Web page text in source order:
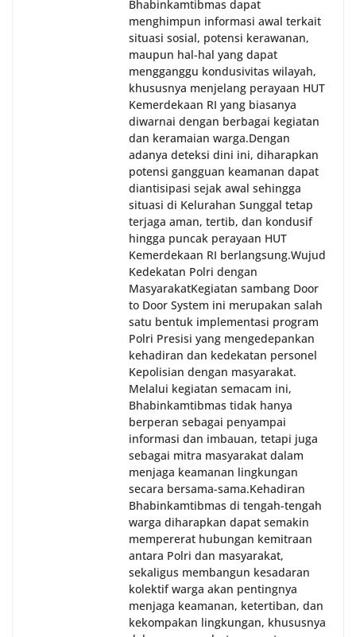
Bhabinkamtibmas dapat
menghimpun informasi awal terkait
situasi sosial, potensi kerawanan,
maupun hal-hal yang dapat
mengganggu kondusivitas wilayah,
khususnya menjelang perayaan HUT
Kemerdekaan RI yang biasanya
diwarnai dengan berbagai kegiatan
dan keramaian warga.‎‎Dengan
adanya deteksi dini ini, diharapkan
potensi gangguan keamanan dapat
diantisipasi sejak awal sehingga
situasi di Kelurahan Sunggal tetap
terjaga aman, tertib, dan kondusif
hingga puncak perayaan HUT
Kemerdekaan RI berlangsung.‎‎Wujud
Kedekatan Polri dengan
Masyarakat‎Kegiatan sambang Door
to Door System ini merupakan salah
satu bentuk implementasi program
Polri Presisi yang mengedepankan
kehadiran dan kedekatan personel
Kepolisian dengan masyarakat.
Melalui kegiatan semacam ini,
Bhabinkamtibmas tidak hanya
berperan sebagai penyampai
informasi dan imbauan, tetapi juga
sebagai mitra masyarakat dalam
menjaga keamanan lingkungan
secara bersama-sama.‎‎Kehadiran
Bhabinkamtibmas di tengah-tengah
warga diharapkan dapat semakin
mempererat hubungan kemitraan
antara Polri dan masyarakat,
sekaligus membangun kesadaran
kolektif warga akan pentingnya
menjaga keamanan, ketertiban, dan
kekompakan lingkungan, khususnya